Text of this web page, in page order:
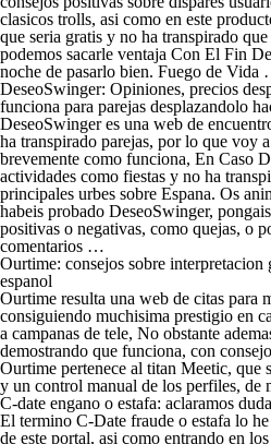
clasicos trolls, asi­ como en este
que seri­a gratis y no ha transpirado
podemos sacarle ventaja Con El Fin
noche de pasarlo bien. Fuego de Vida
DeseoSwinger: Opiniones, precios
funciona para parejas desplazandolo
DeseoSwinger es una web de
ha transpirado parejas, por lo que voy
brevemente como funciona, En Caso
actividades como fiestas y no ha
principales urbes sobre Espana. Os
habeis probado DeseoSwinger,
positivas o negativas, como quejas, o
comentarios …
Ourtime: consejos sobre
espanol
Ourtime resulta una web de citas para
consiguiendo muchisima prestigio en
a campanas de tele, No obstante
demostrando que funciona, con
Ourtime pertenece al titan Meetic, que
y un control manual de los perfiles, de
C-date engano o estafa: aclaramos
El termino C-Date fraude o estafa lo
de este portal, asi­ como entrando en